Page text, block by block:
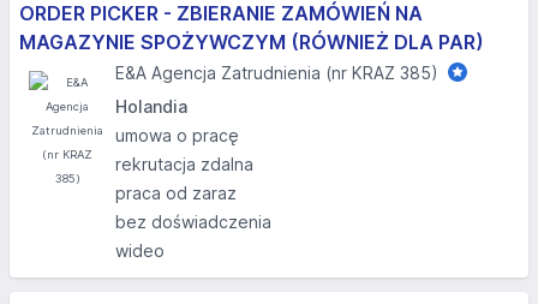
ORDER PICKER - ZBIERANIE ZAMÓWIEŃ NA
MAGAZYNIE SPOŻYWCZYM (RÓWNIEŻ DLA PAR)
E&A Agencja Zatrudnienia (nr KRAZ 385)
Holandia
umowa o pracę
rekrutacja zdalna
praca od zaraz
bez doświadczenia
wideo